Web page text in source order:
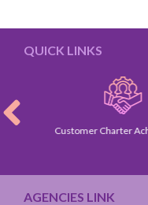
QUICK LINKS
Customer Charter
AGENCIES LINK